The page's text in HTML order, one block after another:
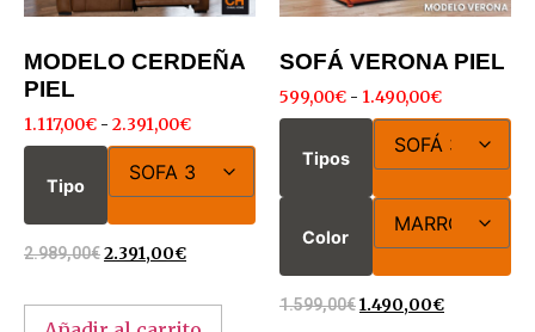
MODELO CERDEÑA
PIEL
1.117,00€ - 2.391,00€
Tipo
2.989,00€2.391,00€
SOFÁ VERONA PIEL
599,00€ - 1.490,00€
Tipos
Color
1.599,00€1.490,00€